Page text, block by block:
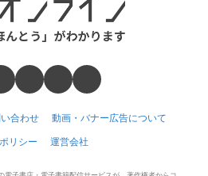
合わせ 動画・バナー広告について
リシー 運営会社